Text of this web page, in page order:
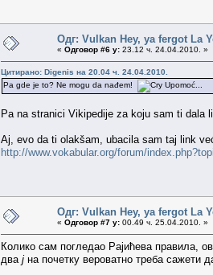
Одг: Vulkan Hey, ya fergot La
« Одговор #6 у: 23.12 ч. 24.04.2010. »
Цитирано: Digenis на 20.04 ч. 24.04.2010.
Pa gde je to? Ne mogu da nađem!
Upomoć...
Pa na stranici Vikipedije za koju sam ti dala
Aj, evo da ti olakšam, ubacila sam taj link
http://www.vokabular.org/forum/
Одг: Vulkan Hey, ya fergot La
« Одговор #7 у: 00.49 ч. 25.04.2010. »
Колико сам погледао Рајићева правила,
два ј на почетку вероватно треба сажети